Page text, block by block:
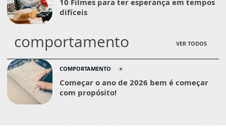
10 Filmes para ter esperança em tempos
difíceis
comportamento VER TODOS
COMPORTAMENTO
Começar o ano de 2026 bem é começar
com propósito!